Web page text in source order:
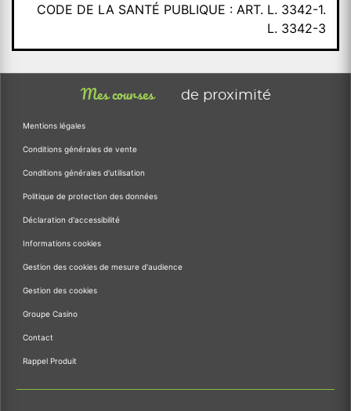
CODE DE LA SANTÉ PUBLIQUE : ART. L. 3342-1.
L. 3342-3
Mes courses de proximité
Mentions légales
Conditions générales de vente
Conditions générales d'utilisation
Politique de protection des données
Déclaration d'accessibilité
Informations cookies
Gestion des cookies de mesure d'audience
Gestion des cookies
Groupe Casino
Contact
Rappel Produit